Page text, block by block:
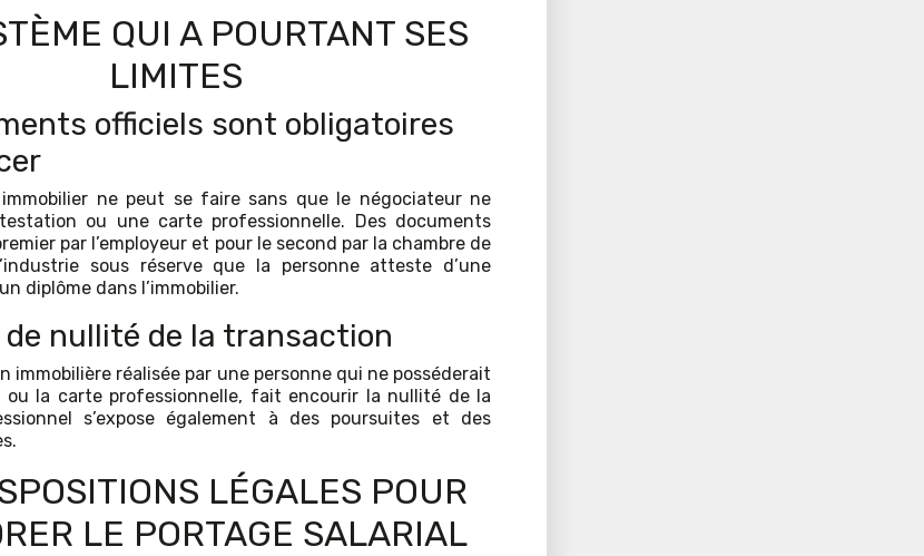
QUI A POURTANT SES
LIMITES
officiels sont obligatoires
ne peut se faire sans que le négociateur ne
ou une carte professionnelle. Des documents
par l’employeur et pour le second par la chambre de
sous réserve que la personne atteste d’une
diplôme dans l’immobilier.
de nullité de la transaction
immobilière réalisée par une personne qui ne posséderait
ou la carte professionnelle, fait encourir la nullité de la
s’expose également à des poursuites et des
LÉGALES POUR
LE PORTAGE SALARIAL